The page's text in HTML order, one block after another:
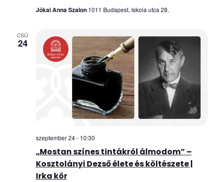
Jókai Anna Szalon 1011 Budapest, Iskola utca 28.
CSÜ
24
„Mostan színes tintákról álmodom” –
Kosztolányi Dezső élete és költészete |
Irka kör
szeptember 24 - 10:30